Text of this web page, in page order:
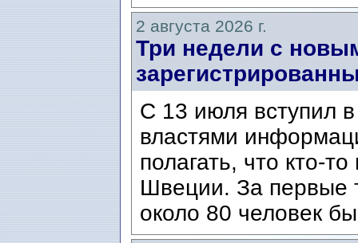
2 августа 2026 г.
Три недели с
С 13 июля вступил
властями
полагать, что кто-
Швеции. За первые
около 80 человек